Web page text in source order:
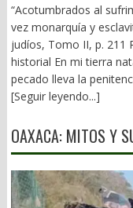
“Acotumbrados al
vez monarquía y
judíos, Tomo II, p. 211
historial En mi tierra
pecado lleva la
gobernador Alejandro
Primera visita de
Imparcial, 22/12/2018).
está ayudando
terreno fangoso del
[Seguir leyendo...]
OAXACA: MITOS Y